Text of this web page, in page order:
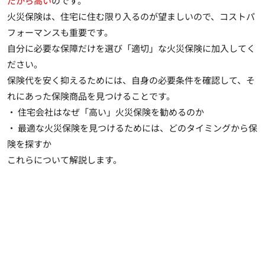
火災保険は、住宅に住む限り入るのが望ましいので、コストパ
フォーマンスも重要です。
自分に必要な保障だけを選び「適切」な火災保険に加入してく
ださい。
保険代を安く抑えるためには、自身の必要条件を確認して、そ
れにあった保険商品を見つけることです。
・ 住宅会社はなぜ「高い」火災保険を勧めるのか
・ 最適な火災保険を見つけるためには、どのタイミングから保
険を探すか
これらについて解説します。